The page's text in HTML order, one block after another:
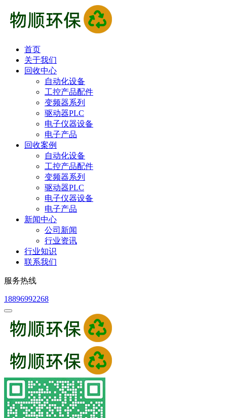
首页
关于我们
回收中心
自动化设备
工控产品配件
变频器系列
驱动器PLC
电子仪器设备
电子产品
回收案例
自动化设备
工控产品配件
变频器系列
驱动器PLC
电子仪器设备
电子产品
新闻中心
公司新闻
行业资讯
行业知识
联系我们
服务热线
18896992268